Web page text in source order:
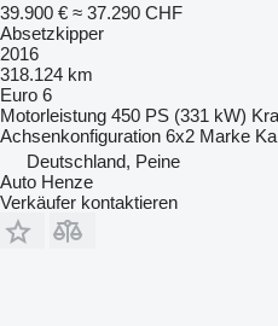
39.900 € ≈ 37.290 CHF
Absetzkipper
2016
318.124 km
Euro 6
Motorleistung 450 PS (331 kW)
Achsenkonfiguration 6x2 Marke
Deutschland, Peine
Auto Henze
Verkäufer kontaktieren